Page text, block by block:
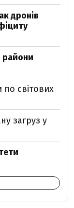
дронів
райони
світових
загруз у